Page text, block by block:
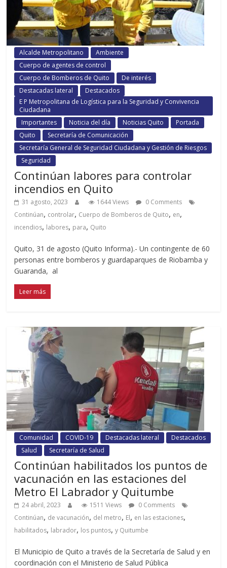
Alcalde Metropolitano
Ambiente
Cuerpo de agentes de control
Cuerpo de Bomberos de Quito
De interés
Destacadas lateral
Destacados
E P Metropolitana de Logística para la Seguridad y Convivencia
Ciudadana
Importantes
Noticia del día Noticias Quito
Portada
Quito
Secretaría de Comunicación
Secretaría General de Seguridad Ciudadana y Gestión de Riesgos
Seguridad
Continúan labores para controlar
incendios en Quito
31 agosto, 2023 1644 Views
0 Comments
Continúan, controlar, Cuerpo de Bomberos de Quito, en,
incendios, labores, para, Quito
Quito, 31 de agosto (Quito Informa).- Un contingente de 60
personas entre bomberos y guardaparques de Riobamba y
Guaranda, al
Leer más
Comunidad COVID-19 Destacadas lateral
Destacados
Salud
Secretaría de Salud
Continúan habilitados los puntos de
vacunación en las estaciones del
Metro El Labrador y Quitumbe
24 abril, 2023 1511 Views
0 Comments
Continúan, de vacunación, del metro, El, en las estaciones,
habilitados, labrador, los puntos,y Quitumbe
El Municipio de Quito a través de la Secretaría de Salud y en
coordinación con el Ministerio de Salud Pública